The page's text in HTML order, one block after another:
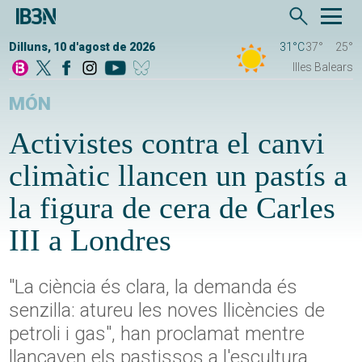
Dilluns, 10 d'agost de 2026 31°C37°
25°
Illes Balears
MÓN
Activistes contra el canvi
climàtic llancen un pastís a
la figura de cera de Carles
III a Londres
"La ciència és clara, la demanda és
senzilla: atureu les noves llicències de
petroli i gas", han proclamat mentre
llançaven els pastissos a l'escultura